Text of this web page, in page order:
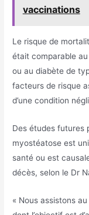
vaccinations
Le risque de
était comparable
ou au diabète de
facteurs de risque
d’une condition
Des études futures
myostéatose est
santé ou est
décès, selon le Dr
« Nous assistons